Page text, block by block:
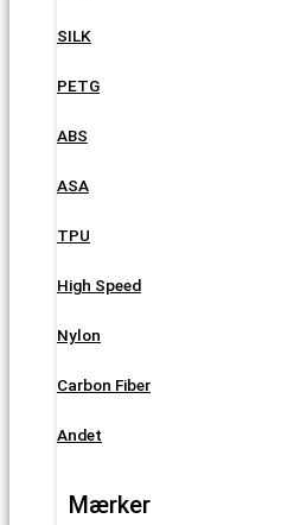
SILK
PETG
ABS
ASA
TPU
High Speed
Nylon
Carbon Fiber
Andet
Mærker